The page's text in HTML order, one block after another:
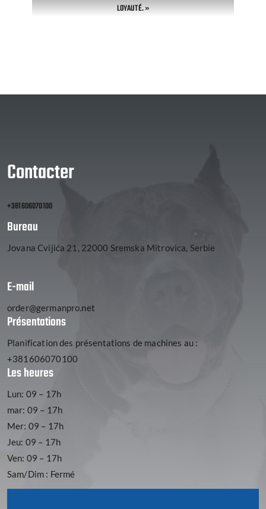
LOYAUTÉ. »
Contacter
+381606070100
Bureau
Jovana Cvijića 21, 22000 Sremska Mitrovica, Serbie
E-mail
order@germanpro.net
Présentations
Planification des présentations de machines au :
+381606070100
Les heures
Lun: 09 – 17h
mar: 09 – 17h
Mer: 09 – 17h
Jeu: 09 – 17h
Ven: 09 – 17h
Sam/Dim : Fermé